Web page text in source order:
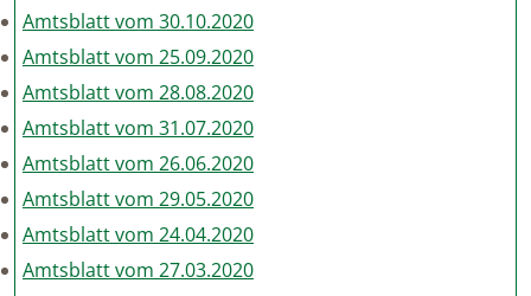
Amtsblatt vom 30.10.2020
Amtsblatt vom 25.09.2020
Amtsblatt vom 28.08.2020
Amtsblatt vom 31.07.2020
Amtsblatt vom 26.06.2020
Amtsblatt vom 29.05.2020
Amtsblatt vom 24.04.2020
Amtsblatt vom 27.03.2020